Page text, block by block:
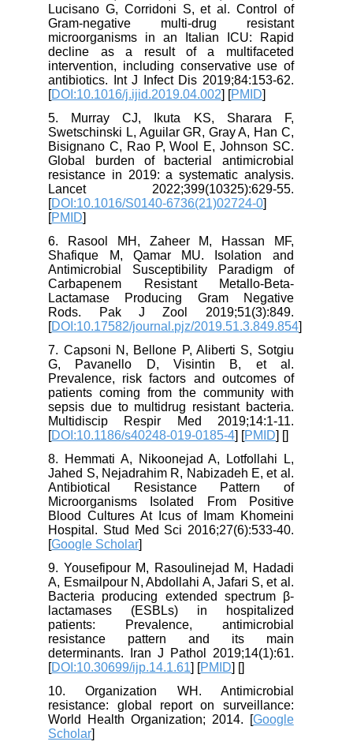
Lucisano G, Corridoni S, et al. Control of
Gram-negative multi-drug resistant
microorganisms in an Italian ICU: Rapid
decline as a result of a multifaceted
intervention, including conservative use of
antibiotics. Int J Infect Dis 2019;84:153-62.
[DOI:10.1016/j.ijid.2019.04.002] [PMID
5. Murray CJ, Ikuta KS, Sharara F,
Swetschinski L, Aguilar GR, Gray A, Han C,
Bisignano C, Rao P, Wool E, Johnson SC.
Global burden of bacterial antimicrobial
resistance in 2019: a systematic analysis.
Lancet 2022;399(10325):629-55.
[DOI:10.1016/S0140-6736(21)02724-0
[PMID
6. Rasool MH, Zaheer M, Hassan MF,
Shafique M, Qamar MU. Isolation and
Antimicrobial Susceptibility Paradigm of
Carbapenem Resistant Metallo-Beta-
Lactamase Producing Gram Negative
Rods. Pak J Zool 2019;51(3):849.
[DOI:10.17582/journal.pjz/2019.51.3.849.854
7. Capsoni N, Bellone P, Aliberti S, Sotgiu
G, Pavanello D, Visintin B, et al.
Prevalence, risk factors and outcomes of
patients coming from the community with
sepsis due to multidrug resistant bacteria.
Multidiscip Respir Med 2019;14:1-11.
[DOI:10.1186/s40248-019-0185-4] [PMID] [
8. Hemmati A, Nikoonejad A, Lotfollahi L,
Jahed S, Nejadrahim R, Nabizadeh E, et al.
Antibiotical Resistance Pattern of
Microorganisms Isolated From Positive
Blood Cultures At Icus of Imam Khomeini
Hospital. Stud Med Sci 2016;27(6):533-40.
[Google Scholar
9. Yousefipour M, Rasoulinejad M, Hadadi
A, Esmailpour N, Abdollahi A, Jafari S, et al.
Bacteria producing extended spectrum β-
lactamases (ESBLs) in hospitalized
patients: Prevalence, antimicrobial
resistance pattern and its main
determinants. Iran J Pathol 2019;14(1):61.
[DOI:10.30699/ijp.14.1.61] [PMID] [
10. Organization WH. Antimicrobial
resistance: global report on surveillance:
World Health Organization; 2014. [Google
Scholar